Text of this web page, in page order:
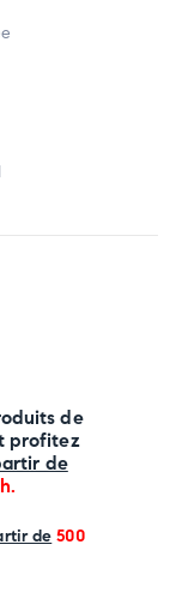
de
profitez
de
.
de 500